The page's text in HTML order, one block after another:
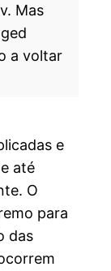
Mas
a voltar
e
até
O
para
das